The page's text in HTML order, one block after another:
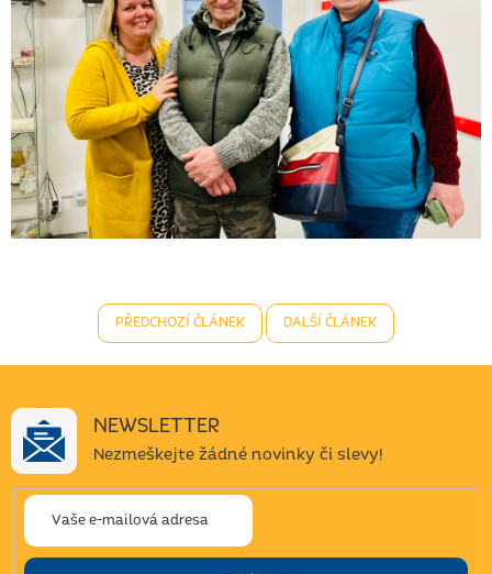
PŘEDCHOZÍ ČLÁNEK DALŠÍ ČLÁNEK
NEWSLETTER
Nezmeškejte žádné novinky či slevy!